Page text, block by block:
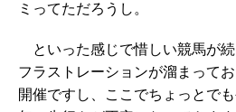
ミってただろうし。
といった感じで惜しい競馬が続
フラストレーションが溜まって
開催ですし、ここでちょっとで